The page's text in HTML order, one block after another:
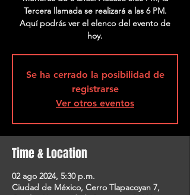
Tercera llamada se realizará a las 6 PM.
Aquí podrás ver el elenco del evento de
hoy.
Se ha cerrado la posibilidad de
registrarse
Ver otros eventos
Time & Location
02 ago 2024, 5:30 p.m.
Ciudad de México, Cerro Tlapacoyan 7,